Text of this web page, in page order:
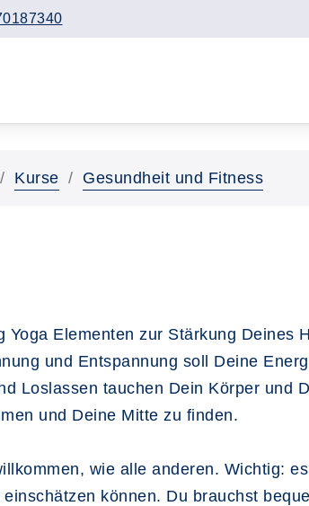
Kurse Gesundheit und Fitness
Yoga Elementen zur Stärkung Deines
und Entspannung soll Deine
Loslassen tauchen Dein Körper und
und Deine Mitte zu finden.
wie alle anderen. Wichtig:
können. Du brauchst